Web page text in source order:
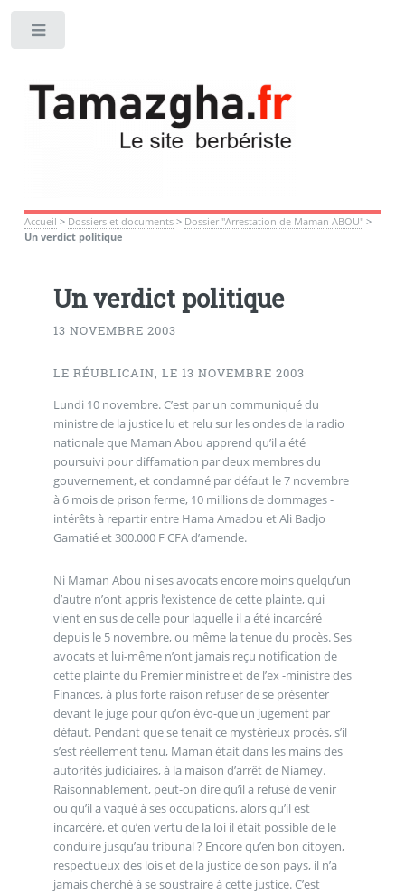
Accueil > Dossiers et documents> Dossier "Arrestation de Maman ABOU">
Un verdict politique
Un verdict politique
13 NOVEMBRE 2003
LE RÉUBLICAIN, LE 13 NOVEMBRE 2003
Lundi 10 novembre. C’est par un communiqué du
ministre de la justice lu et relu sur les ondes de la radio
nationale que Maman Abou apprend qu’il a été
poursuivi pour diffamation par deux membres du
gouvernement, et condamné par défaut le 7 novembre
à 6 mois de prison ferme, 10 millions de dommages -
intérêts à repartir entre Hama Amadou et Ali Badjo
Gamatié et 300.000 F CFA d’amende.
Ni Maman Abou ni ses avocats encore moins quelqu’un
d’autre n’ont appris l’existence de cette plainte, qui
vient en sus de celle pour laquelle il a été incarcéré
depuis le 5 novembre, ou même la tenue du procès. Ses
avocats et lui-même n’ont jamais reçu notification de
cette plainte du Premier ministre et de l’ex -ministre des
Finances, à plus forte raison refuser de se présenter
devant le juge pour qu’on évo-que un jugement par
défaut. Pendant que se tenait ce mystérieux procès, s’il
s’est réellement tenu, Maman était dans les mains des
autorités judiciaires, à la maison d’arrêt de Niamey.
Raisonnablement, peut-on dire qu’il a refusé de venir
ou qu’il a vaqué à ses occupations, alors qu’il est
incarcéré, et qu’en vertu de la loi il était possible de le
conduire jusqu’au tribunal ? Encore qu’en bon citoyen,
respectueux des lois et de la justice de son pays, il n’a
jamais cherché à se soustraire à cette justice. C’est